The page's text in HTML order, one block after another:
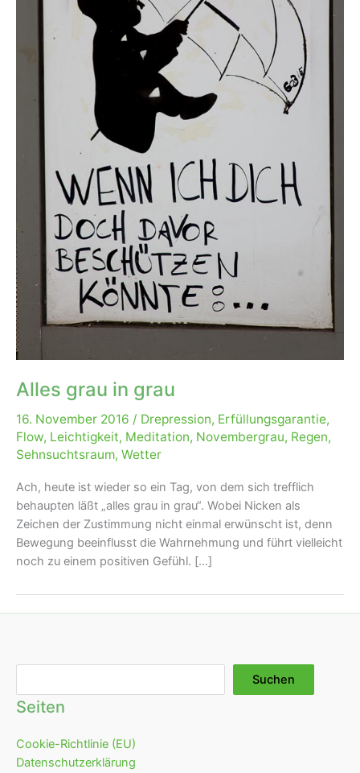
Alles grau in grau
16. November 2016 / Drepression, Erfüllungsgarantie,
Flow, Leichtigkeit, Meditation, Novembergrau, Regen,
Sehnsuchtsraum, Wetter
Ach, heute ist wieder so ein Tag, von dem sich trefflich
behaupten läßt „alles grau in grau“. Wobei Nicken als
Zeichen der Zustimmung nicht einmal erwünscht ist, denn
Bewegung beeinflusst die Wahrnehmung und führt vielleicht
noch zu einem positiven Gefühl. […]
Suchen
Seiten
Cookie-Richtlinie (EU)
Datenschutzerklärung